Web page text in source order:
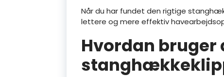
Når du har fundet den rigtige
lettere og mere effektiv
Hvordan bruger